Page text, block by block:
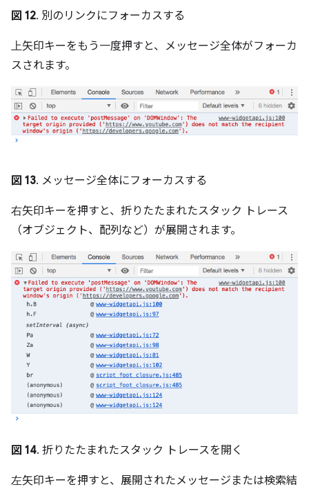
図 12. 別のリンクにフォーカスする
上矢印キーをもう一度押すと、メッセージ全体がフォーカ
スされます。
図 13. メッセージ全体にフォーカスする
右矢印キーを押すと、折りたたまれたスタック トレース
（オブジェクト、配列など）が展開されます。
図 14. 折りたたまれたスタック トレースを開く
左矢印キーを押すと、展開されたメッセージまたは検索結